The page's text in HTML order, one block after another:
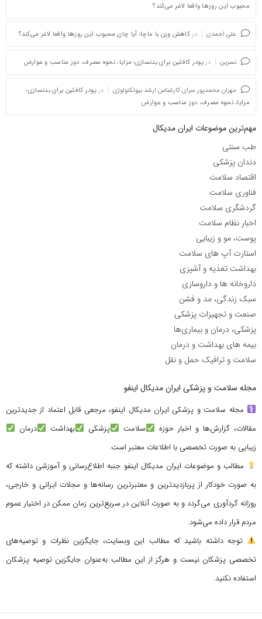
محبوب این روزها واقعا لاغر می‌کند؟
علی احمدی در کاهش وزن با ماچا؛ آیا چای محبوب این روزها واقعا لاغر می‌کند؟
نسرین در پودر کافئین برای بدنسازی؛ مزایا، نحوه مصرف، دوز مناسب و عوارض
مهران محمدپور سرای کارشناس ارشد بیوتکنولوژی در پودر کافئین برای بدنسازی؛
مزایا، نحوه مصرف، دوز مناسب و عوارض
مهم‌ترین موضوعات ایران مدیکال
طب سنتی
دندان پزشکی
اقتصاد سلامت
فناوری سلامت
گردشگری سلامت
اخبار نظام سلامت
پوست، مو و زیبایی
استارت آپ های سلامت
بهداشت تغذیه و آشپزی
داروخانه ها و داروسازی
سبک زندگی، مد و فشن
صنعت و تجهیزات پزشکی
پزشکی، درمان و بیماری‌ها
بیمه های بهداشت و درمان
سلامت و ترافیک حمل و نقل
مجله سلامت و پزشکی ایران مدیکال اینفو
مجله سلامت و پزشکی ایران مدیکال اینفو، مرجعی قابل اعتماد از جدیدترین
مقالات، گزارش‌ها و اخبار حوزه
سلامت پزشکی بهداشت
درمان
زیبایی به صورت تخصصی با اطلاعات معتبر است.
مطالب و موضوعات ایران مدیکال اینفو جنبه اطلاع‌رسانی و آموزشی داشته که
به صورت خودکار از پربازدیدترین و معتبرترین رسانه‌ها و مجلات ایرانی و خارجی،
روزانه گردآوری می‌گردد و به صورت آنلاین در سریع‌ترین زمان ممکن در اختیار عموم
مردم قرار داده می‌شود.
توجه داشته باشید که مطالب این وبسایت، جایگزین نظرات و توصیه‌های
تخصصی پزشکان نیست و هرگز از این مطالب به‌عنوان جایگزین توصیه پزشکان
استفاده نکنید.